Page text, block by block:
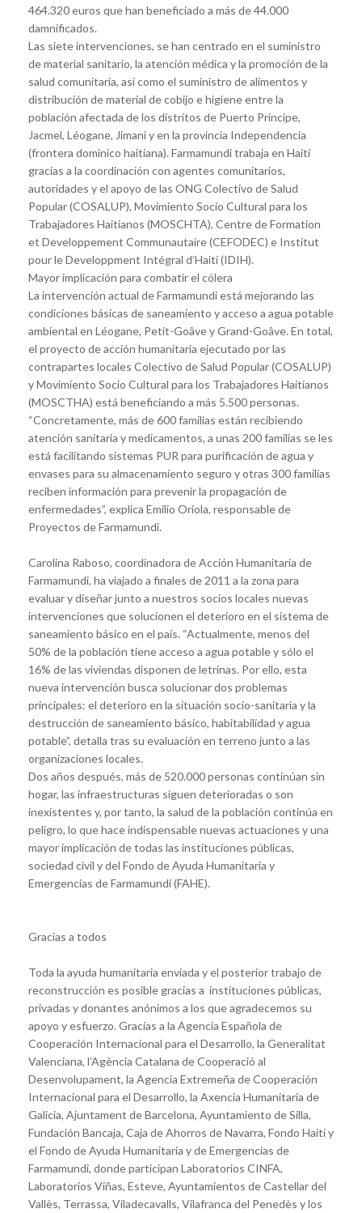
464.320 euros que han beneficiado a más de 44.000
damnificados.
Las siete intervenciones, se han centrado en el suministro
de material sanitario, la atención médica y la promoción de la
salud comunitaria, así como el suministro de alimentos y
distribución de material de cobijo e higiene entre la
población afectada de los distritos de Puerto Príncipe,
Jacmel, Léogane, Jimani y en la provincia Independencia
(frontera dominico haitiana). Farmamundi trabaja en Haití
gracias a la coordinación con agentes comunitarios,
autoridades y el apoyo de las ONG Colectivo de Salud
Popular (COSALUP), Movimiento Socio Cultural para los
Trabajadores Haitianos (MOSCHTA), Centre de Formation
et Developpement Communautaire (CEFODEC) e Institut
pour le Developpment Intégral d’Haití (IDIH).
Mayor implicación para combatir el cólera
La intervención actual de Farmamundi está mejorando las
condiciones básicas de saneamiento y acceso a agua potable
ambiental en Léogane, Petit-Goâve y Grand-Goâve. En total,
el proyecto de acción humanitaria ejecutado por las
contrapartes locales Colectivo de Salud Popular (COSALUP)
y Movimiento Socio Cultural para los Trabajadores Haitianos
(MOSCTHA) está beneficiando a más 5.500 personas.
“Concretamente, más de 600 familias están recibiendo
atención sanitaria y medicamentos, a unas 200 familias se les
está facilitando sistemas PUR para purificación de agua y
envases para su almacenamiento seguro y otras 300 familias
reciben información para prevenir la propagación de
enfermedades”, explica Emilio Oriola, responsable de
Proyectos de Farmamundi.
Carolina Raboso, coordinadora de Acción Humanitaria de
Farmamundi, ha viajado a finales de 2011 a la zona para
evaluar y diseñar junto a nuestros socios locales nuevas
intervenciones que solucionen el deterioro en el sistema de
saneamiento básico en el país. “Actualmente, menos del
50% de la población tiene acceso a agua potable y sólo el
16% de las viviendas disponen de letrinas. Por ello, esta
nueva intervención busca solucionar dos problemas
principales: el deterioro en la situación socio-sanitaria y la
destrucción de saneamiento básico, habitabilidad y agua
potable”, detalla tras su evaluación en terreno junto a las
organizaciones locales.
Dos años después, más de 520.000 personas continúan sin
hogar, las infraestructuras siguen deterioradas o son
inexistentes y, por tanto, la salud de la población continúa en
peligro, lo que hace indispensable nuevas actuaciones y una
mayor implicación de todas las instituciones públicas,
sociedad civil y del Fondo de Ayuda Humanitaria y
Emergencias de Farmamundi (FAHE).
Gracias a todos
Toda la ayuda humanitaria enviada y el posterior trabajo de
reconstrucción es posible gracias a instituciones públicas,
privadas y donantes anónimos a los que agradecemos su
apoyo y esfuerzo. Gracias a la Agencia Española de
Cooperación Internacional para el Desarrollo, la Generalitat
Valenciana, l’Agència Catalana de Cooperació al
Desenvolupament, la Agencia Extremeña de Cooperación
Internacional para el Desarrollo, la Axencia Humanitaria de
Galicia, Ajuntament de Barcelona, Ayuntamiento de Silla,
Fundación Bancaja, Caja de Ahorros de Navarra, Fondo Haití y
el Fondo de Ayuda Humanitaria y de Emergencias de
Farmamundi, donde participan Laboratorios CINFA,
Laboratorios Viñas, Esteve, Ayuntamientos de Castellar del
Vallès, Terrassa, Viladecavalls, Vilafranca del Penedès y los